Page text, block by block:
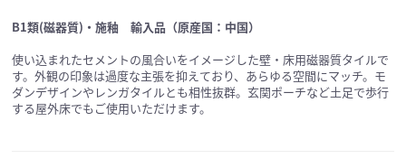
B1類(磁器質)・施釉 輸入品（原産国：中国）
使い込まれたセメントの風合いをイメージした壁・床用磁器質タイルで
す。外観の印象は過度な主張を抑えており、あらゆる空間にマッチ。モ
ダンデザインやレンガタイルとも相性抜群。玄関ポーチなど土足で歩行
する屋外床でもご使用いただけます。